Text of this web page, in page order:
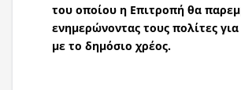
του οποίου η Επιτροπή θα
ενημερώνοντας τους πολίτες
με το δημόσιο χρέος.